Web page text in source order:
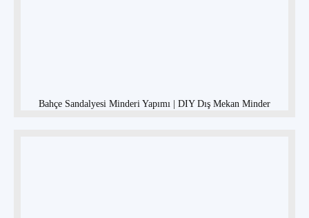
Bahçe Sandalyesi Minderi Yapımı | DIY Dış Mekan Minder